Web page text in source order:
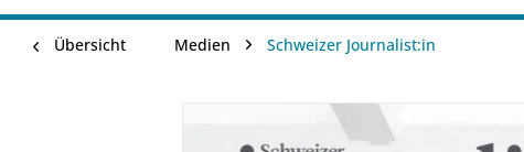
Übersicht Medien Schweizer Journalist:in